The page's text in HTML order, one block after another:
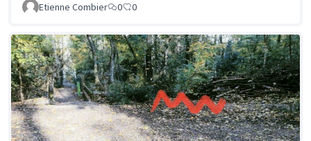
Etienne Combier
0 0